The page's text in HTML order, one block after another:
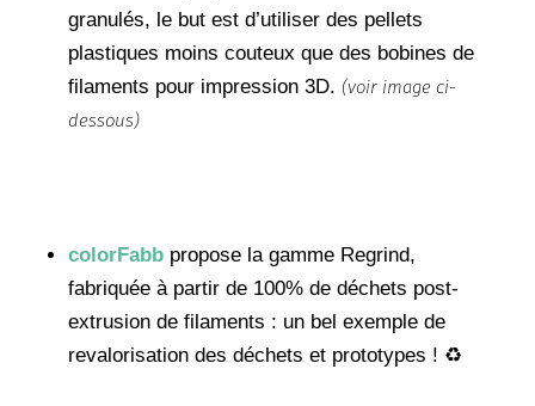
granulés, le but est d’utiliser des pellets
plastiques moins couteux que des bobines de
filaments pour impression 3D. (voir image ci-
dessous)
colorFabbpropose la gamme Regrind,
fabriquée à partir de 100% de déchets post-
extrusion de filaments : un bel exemple de
revalorisation des déchets et prototypes ! ♻️